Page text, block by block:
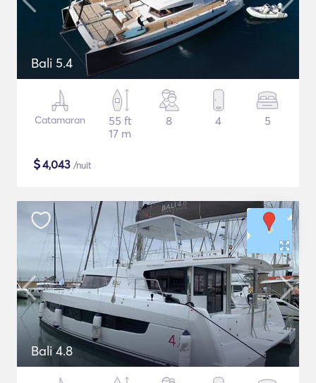
Bali 5.4
Catamaran
55 ft
17 m
8 4 5
$4,043 /nuit
Bali 4.8